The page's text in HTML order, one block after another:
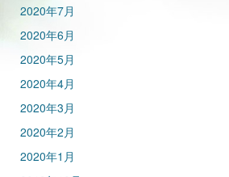
2020年7月
2020年6月
2020年5月
2020年4月
2020年3月
2020年2月
2020年1月